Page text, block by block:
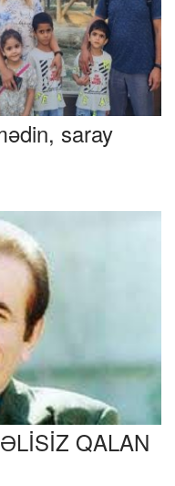
saray
QALAN